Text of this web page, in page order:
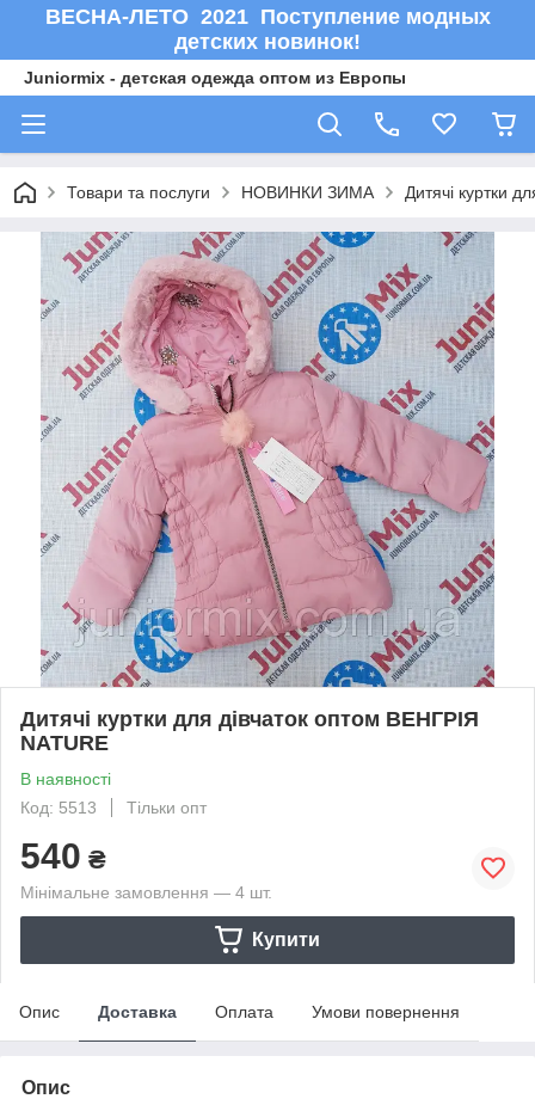
ВЕСНА-ЛЕТО 2021 Поступление модных
детских новинок!
Juniormix - детская одежда оптом из Европы
Товари та послуги НОВИНКИ ЗИМА Дитячі куртки
Дитячі куртки для дівчаток оптом ВЕНГРІЯ
NATURE
В наявності
Код: 5513
Тільки опт
540 ₴
Мінімальне замовлення — 4 шт.
Купити
Опис Доставка Оплата Умови повернення
Опис